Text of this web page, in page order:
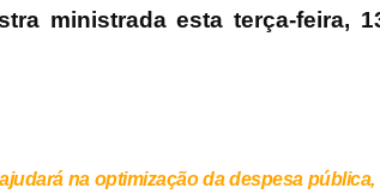
ministrada esta terça-feira,
na optimização da despesa pública,